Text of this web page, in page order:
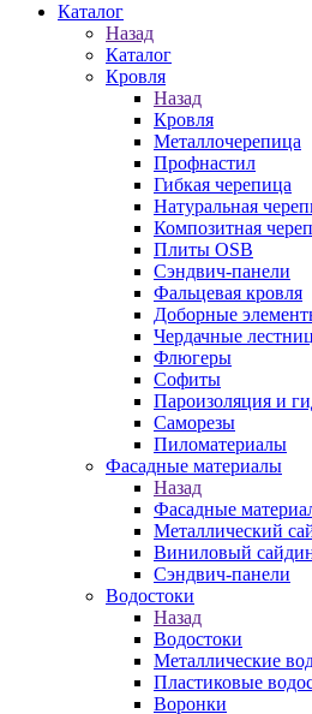
Каталог
Назад
Каталог
Кровля
Назад
Кровля
Металлочерепица
Профнастил
Гибкая черепица
Натуральная
Композитная
Плиты OSB
Сэндвич-панели
Фальцевая кровля
Доборные
Чердачные
Флюгеры
Софиты
Пароизоляция и
Саморезы
Пиломатериалы
Фасадные материалы
Назад
Фасадные
Металлический
Виниловый
Сэндвич-панели
Водостоки
Назад
Водостоки
Металлические
Пластиковые
Воронки